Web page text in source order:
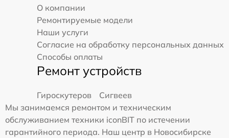
О компании
Ремонтируемые модели
Наши услуги
Согласие на обработку персональных данных
Способы оплаты
Ремонт устройств
Гироскутеров
Сигвеев
Мы занимаемся ремонтом и техническим
обслуживанием техники iconBIT по истечении
гарантийного периода. Наш центр в Новосибирске